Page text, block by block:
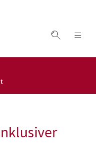
Suche